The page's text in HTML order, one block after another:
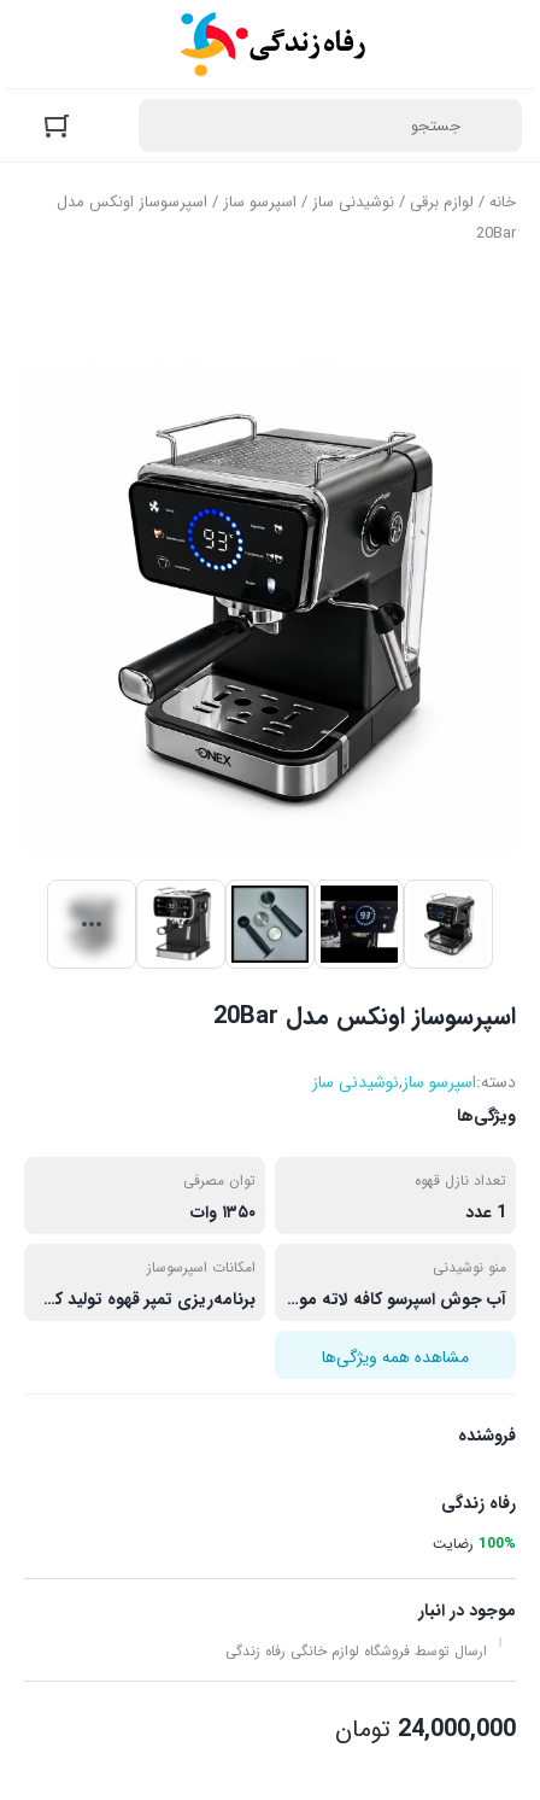
خانه/ لوازم برقی /نوشیدنی ساز / اسپرسو ساز / اسپرسوساز اونکس مدل
20Bar
اسپرسوساز اونکس مدل 20Bar
دسته:اسپرسو ساز,نوشیدنی ساز
ویژگی‌ها
تعداد نازل قهوه
1 عدد
توان مصرفی
۱۳۵۰ وات
منو نوشیدنی
آب جوش اسپرسو کافه لاته موکا کاپوچینو امریکانو
امکانات اسپرسوساز
برنامه‌ریزی تمپر قهوه تولید کف شیر حالت آماده به کار خروجی آب داغ سیستم کاپوچینو ساز سیستم گرم کردن فنجان سینی چکه گیر نازل بخار نمایشگر دیجیتال
مشاهده همه ویژگی‌ها
فروشنده
رفاه زندگی
100% رضایت
موجود در انبار
ارسال توسط فروشگاه لوازم خانگی رفاه زندگی
24,000,000 تومان